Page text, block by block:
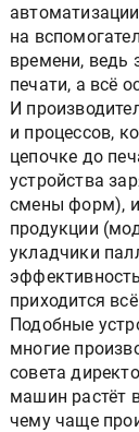
на
времени, ведь
печати, а всё
И
и процессов,
цепочке до
устройства
смены форм), и
продукции
укладчики
приходится
Подобные
многие
совета
машин растёт
чему чаще